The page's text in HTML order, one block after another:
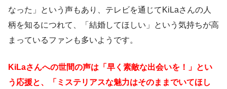
なった」という声もあり、テレビを通じてKiLaさんの人
柄を知るにつれて、「結婚してほしい」という気持ちが高
まっているファンも多いようです。
KiLaさんへの世間の声は「早く素敵な出会いを！」とい
う応援と、「ミステリアスな魅力はそのままでいてほし